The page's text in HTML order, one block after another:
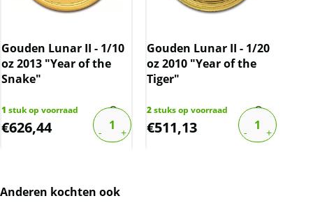
BTW
Gouden Lunar II - 1/10
oz 2013 "Year of the
Snake"
1 stuk op voorraad
€626,44
Gouden Lunar II - 1/20
oz 2010 "Year of the
Tiger"
2stuks op voorraad
€511,13
Anderen kochten ook